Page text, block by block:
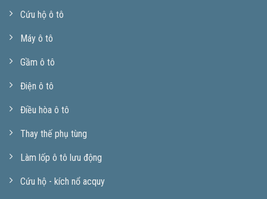
Cứu hộ ô tô
Máy ô tô
Gầm ô tô
Điện ô tô
Điều hòa ô tô
Thay thế phụ tùng
Làm lốp ô tô lưu động
Cứu hộ - kích nổ acquy